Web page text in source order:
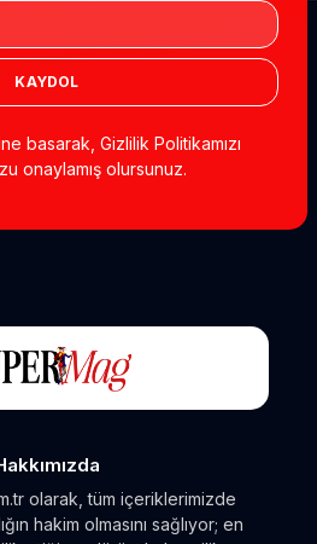
KAYDOL
basarak, Gizlilik Politikamızı
onaylamış olursunuz.
olarak, tüm içeriklerimizde
hakim olmasını sağlıyor; en